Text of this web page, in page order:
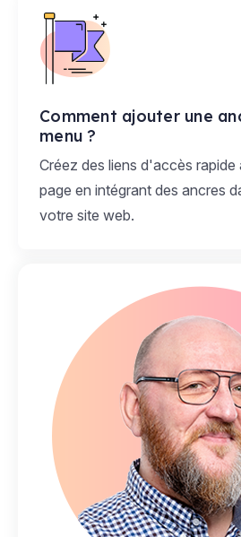
Comment ajouter une
menu ?
Créez des liens d'accès
page en intégrant des ancres
votre site web.